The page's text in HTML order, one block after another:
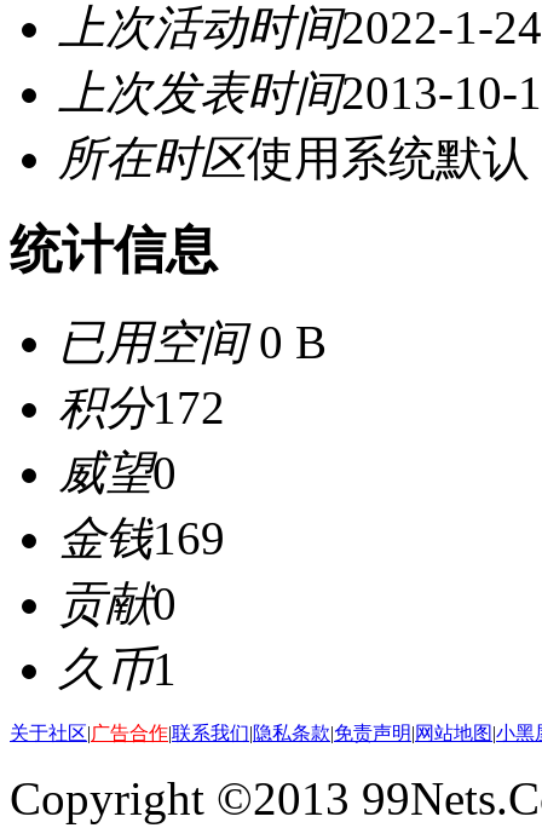
上次活动时间2022-1-
上次发表时间2013-10-
所在时区使用系统默认
统计信息
已用空间0 B
积分172
威望0
金钱169
贡献0
久币1
关于社区|广告合作|联系我们|隐私条款|免责声明|网站地图|小黑
Copyright ©2013